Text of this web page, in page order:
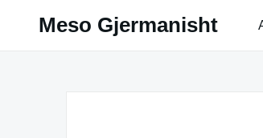
Meso Gjermanisht